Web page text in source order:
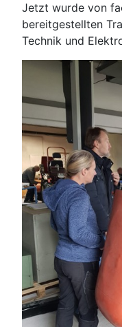
Jetzt wurde von
bereitgestellten
Technik und